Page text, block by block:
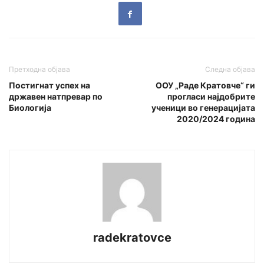
Претходна објава
Постигнат успех на
државен натпревар по
Биологија
Следна објава
ООУ „Раде Кратовче“ ги
прогласи најдобрите
ученици во генерацијата
2020/2024 година
radekratovce